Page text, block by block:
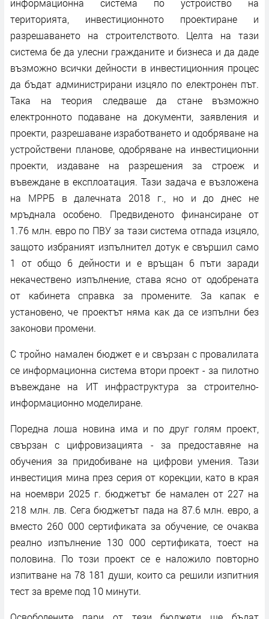
информационна система по устройство на
територията, инвестиционното проектиране и
разрешаването на строителството. Целта на тази
система бе да улесни гражданите и бизнеса и да даде
възможно всички дейности в инвестиционния процес
да бъдат администрирани изцяло по електронен път.
Така на теория следваше да стане възможно
електронното подаване на документи, заявления и
проекти, разрешаване изработването и одобряване на
устройствени планове, одобряване на инвестиционни
проекти, издаване на разрешения за строеж и
въвеждане в експлоатация. Тази задача е възложена
на МРРБ в далечната 2018 г., но и до днес не
мръднала особено. Предвиденото финансиране от
1.76 млн. евро по ПВУ за тази система отпада изцяло,
защото избраният изпълнител дотук е свършил само
1 от общо 6 дейности и е връщан 6 пъти заради
некачествено изпълнение, става ясно от одобрената
от кабинета справка за промените. За капак е
установено, че проектът няма как да се изпълни без
законови промени.
С тройно намален бюджет е и свързан с провалилата
се информационна система втори проект - за пилотно
въвеждане на ИТ инфраструктура за строително-
информационно моделиране.
Поредна лоша новина има и по друг голям проект,
свързан с цифровизацията - за предоставяне на
обучения за придобиване на цифрови умения. Тази
инвестиция мина през серия от корекции, като в края
на ноември 2025 г. бюджетът бе намален от 227 на
218 млн. лв. Сега бюджетът пада на 87.6 млн. евро, а
вместо 260 000 сертификата за обучение, се очаква
реално изпълнение 130 000 сертификата, тоест на
половина. По този проект се е наложило повторно
изпитване на 78 181 души, които са решили изпитния
тест за време под 10 минути.